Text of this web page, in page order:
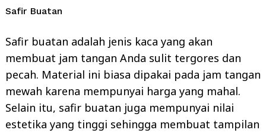
Safir Buatan
Safir buatan adalah jenis kaca yang akan
membuat jam tangan Anda sulit tergores dan
pecah. Material ini biasa dipakai pada jam tangan
mewah karena mempunyai harga yang mahal.
Selain itu, safir buatan juga mempunyai nilai
estetika yang tinggi sehingga membuat tampilan